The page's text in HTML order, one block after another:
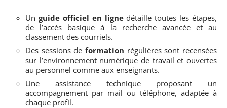
Un guide officiel en lignedétaille toutes les étapes,
de l’accès basique à la recherche avancée et au
classement des courriels.
Des sessions de formation régulières sont recensées
sur l’environnement numérique de travail et ouvertes
au personnel comme aux enseignants.
Une assistance technique proposant un
accompagnement par mail ou téléphone, adaptée à
chaque profil.